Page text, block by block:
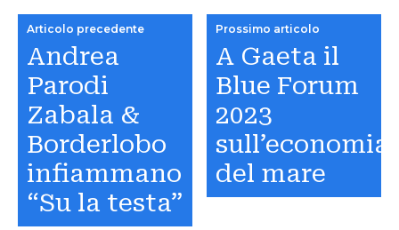
Articolo precedente
Andrea
Parodi
Zabala &
Borderlobo
infiammano
“Su la testa”
Prossimo articolo
A Gaeta il
Blue Forum
2023
sull’economia
del mare